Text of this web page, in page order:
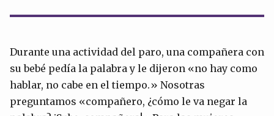
Durante una actividad del paro, una compañera con
su bebé pedía la palabra y le dijeron «no hay como
hablar, no cabe en el tiempo.» Nosotras
preguntamos «compañero, ¿cómo le va negar la